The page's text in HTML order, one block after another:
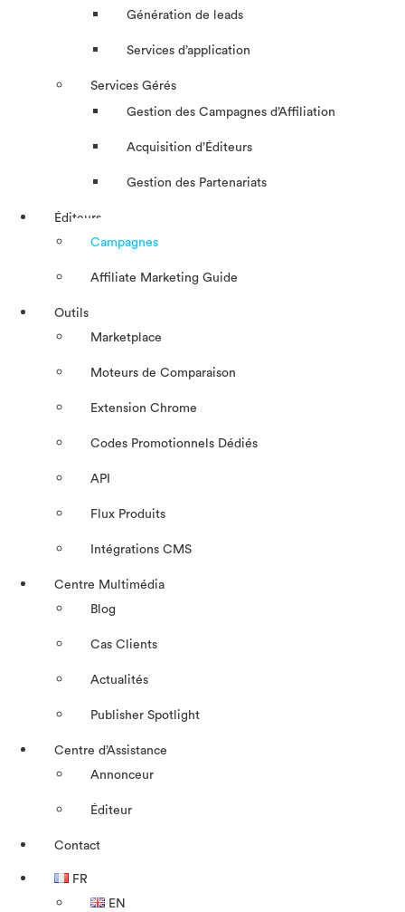
Génération de leads
Services d’application
Services Gérés
Gestion des Campagnes d’Affiliation​
Acquisition d’Éditeurs
Gestion des Partenariats
Éditeurs
Campagnes
Affiliate Marketing Guide
Outils
Marketplace
Moteurs de Comparaison
Extension Chrome
Codes Promotionnels Dédiés
API
Flux Produits
Intégrations CMS
Centre Multimédia
Blog
Cas Clients
Actualités
Publisher Spotlight
Centre d’Assistance
Annonceur
Éditeur
Contact
FR
EN